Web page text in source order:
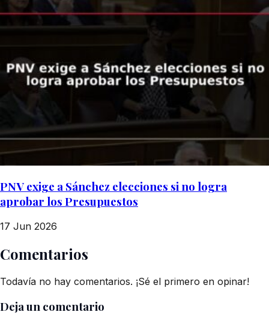
PNV exige a Sánchez elecciones si no logra
aprobar los Presupuestos
17 Jun 2026
Comentarios
Todavía no hay comentarios. ¡Sé el primero en opinar!
Deja un comentario